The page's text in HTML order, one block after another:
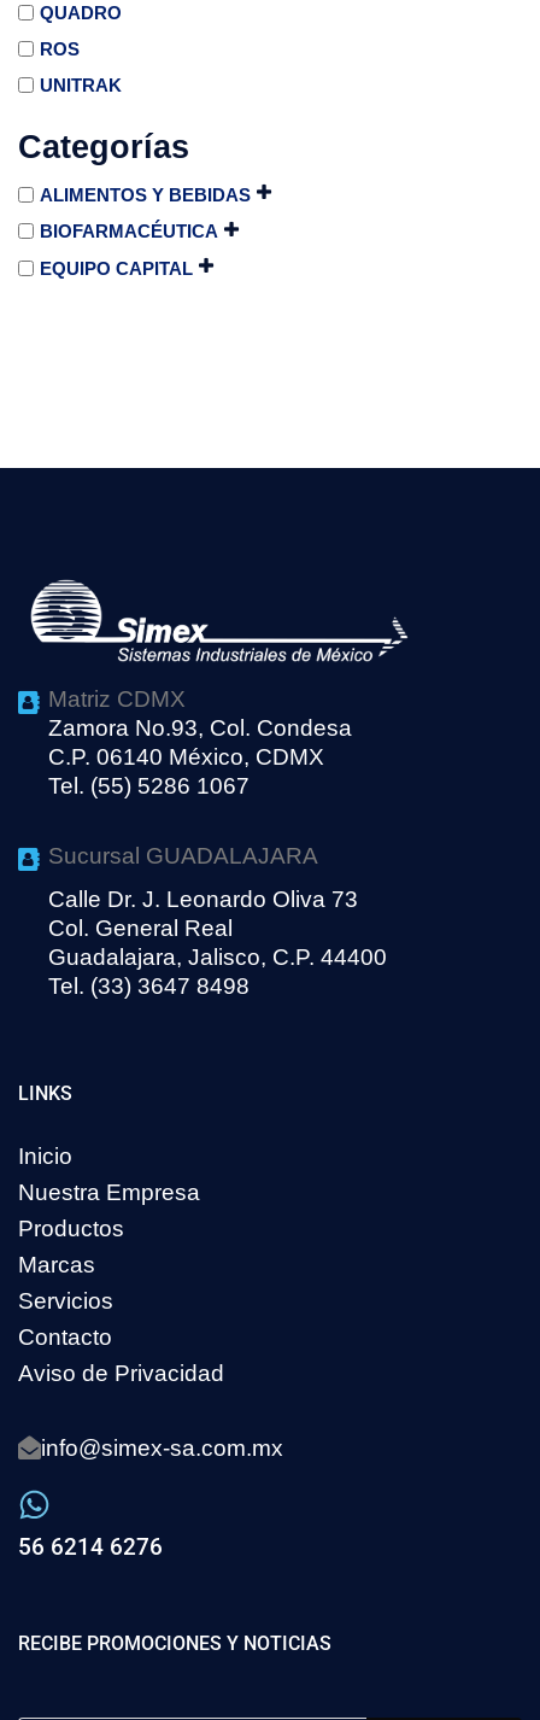
QUADRO
ROS
UNITRAK
Categorías
ALIMENTOS Y BEBIDAS
BIOFARMACÉUTICA
EQUIPO CAPITAL
Matriz CDMX
Zamora No.93, Col. Condesa
C.P. 06140 México, CDMX
Tel. (55) 5286 1067
Sucursal GUADALAJARA
Calle Dr. J. Leonardo Oliva 73
Col. General Real
Guadalajara, Jalisco, C.P. 44400
Tel. (33) 3647 8498
LINKS
Inicio
Nuestra Empresa
Productos
Marcas
Servicios
Contacto
Aviso de Privacidad
info@simex-sa.com.mx
56 6214 6276
RECIBE PROMOCIONES Y NOTICIAS